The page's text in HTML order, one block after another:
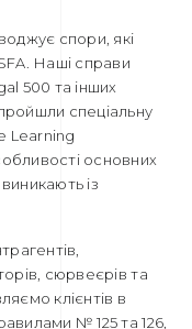
спори, які
Наші справи
500 та інших
спеціальну
Learning
основних
із
сюрвеєрів та
клієнтів в
№ 125 та 126,